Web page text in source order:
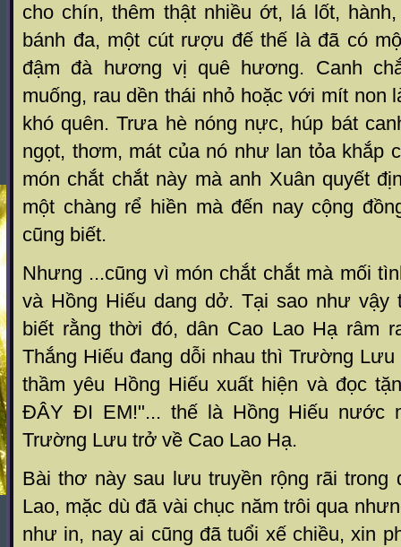
cho chín, thêm thật nhiều ớt, lá lốt,
bánh đa, một cút rượu đế thế là đã có
đậm đà hương vị quê hương. Canh
muống, rau dền thái nhỏ hoặc với mít non
khó quên. Trưa hè nóng nực, húp bát
ngọt, thơm, mát của nó như lan tỏa khắp
món chắt chắt này mà anh Xuân quyết
một chàng rể hiền mà đến nay cộng
cũng biết.
Nhưng ...cũng vì món chắt chắt mà mối
và Hồng Hiếu dang dở. Tại sao như vậy
biết rằng thời đó, dân Cao Lao Hạ râm
Thắng Hiếu đang dỗi nhau thì Trường
thầm yêu Hồng Hiếu xuất hiện và đọc
ĐÂY ĐI EM!"... thế là Hồng Hiếu nước
Trường Lưu trở về Cao Lao Hạ.
Bài thơ này sau lưu truyền rộng rãi trong
Lao, mặc dù đã vài chục năm trôi qua
như in, nay ai cũng đã tuổi xế chiều, xin